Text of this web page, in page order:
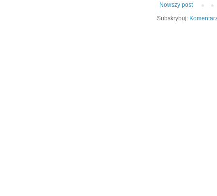
Nowszy post
Subskrybuj: